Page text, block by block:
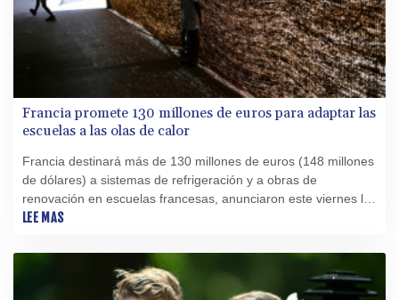
Francia promete 130 millones de euros para adaptar las
escuelas a las olas de calor
Francia destinará más de 130 millones de euros (148 millones
de dólares) a sistemas de refrigeración y a obras de
renovación en escuelas francesas, anunciaron este viernes las
autoridades y empresas públicas, cuando una ola de calor
LEE MAS